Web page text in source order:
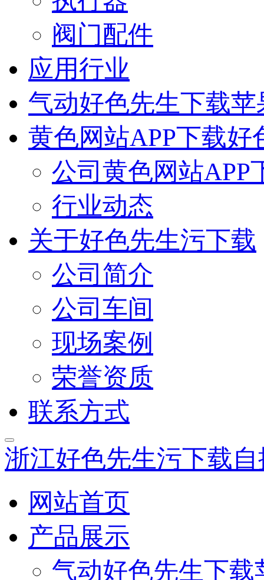
阀门配件
应用行业
气动好色先生下载
黄色网站APP下载好
公司黄色网站APP
行业动态
关于好色先生污下载
公司简介
公司车间
现场案例
荣誉资质
联系方式
浙江好色先生污下载
网站首页
产品展示
气动好色先生下